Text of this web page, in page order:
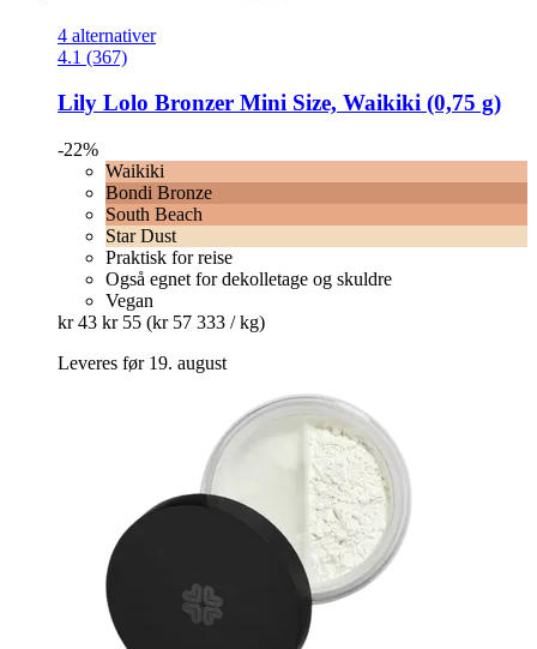
4 alternativer
4.1 (367)
Lily Lolo Bronzer Mini Size, Waikiki (0,75 g)
-22%
Waikiki
Bondi Bronze
South Beach
Star Dust
Praktisk for reise
Også egnet for dekolletage og skuldre
Vegan
kr 43 kr 55 (kr 57 333 / kg)
Leveres før 19. august